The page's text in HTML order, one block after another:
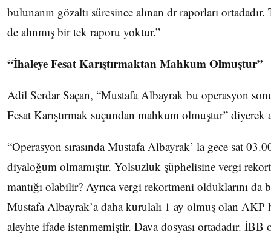
bulunanın gözaltı süresince alınan dr raporları
de alınmış bir tek raporu yoktur.”
“İhaleye Fesat Karıştırmaktan Mahkum Olmuştur”
Adil Serdar Saçan, “Mustafa Albayrak bu operasyon
Fesat Karıştırmak suçundan mahkum olmuştur” diyerek
“Operasyon sırasında Mustafa Albayrak’ la gece sat
diyaloğum olmamıştır. Yolsuzluk şüphelisine vergi
mantığı olabilir? Ayrıca vergi rekortmeni olduklarını da
Mustafa Albayrak’a daha kurulalı 1 ay olmuş olan AKP
aleyhte ifade istenmemiştir. Dava dosyası ortadadır.